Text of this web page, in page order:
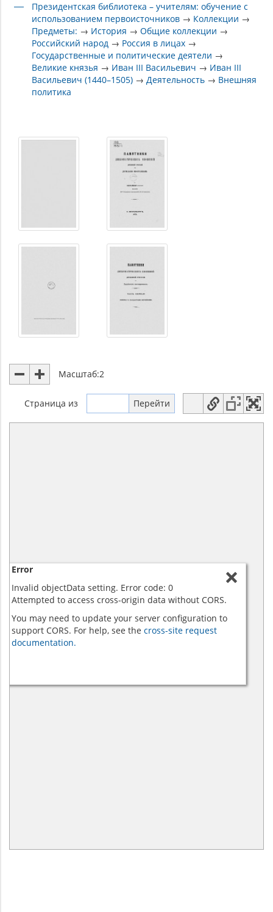
Президентская библиотека – учителям: обучение с
использованием первоисточников → Коллекции →
Предметы: → История →Общие коллекции →
Российский народ → Россия в лицах →
Государственные и политические деятели →
Великие князья → Иван III Васильевич → Иван III
Васильевич (1440–1505) →Деятельность → Внешняя
политика
Масштаб:2
Страница из
Error
Invalid objectData setting. Error code: 0
Attempted to access cross-origin data without CORS.
You may need to update your server configuration to
support CORS. For help, see the cross-site request
documentation.